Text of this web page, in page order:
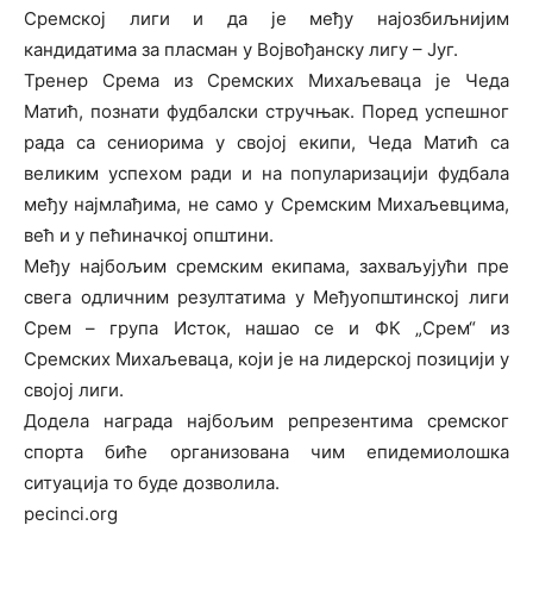
Сремској лиги и да је међу најозбиљнијим
кандидатима за пласман у Војвођанску лигу – Југ.
Тренер Срема из Сремских Михаљеваца је Чеда
Матић, познати фудбалски стручњак. Поред успешног
рада са сениорима у својој екипи, Чеда Матић са
великим успехом ради и на популаризацији фудбала
међу најмлађима, не само у Сремским Михаљевцима,
већ и у пећиначкој општини.
Међу најбољим сремским екипама, захваљујући пре
свега одличним резултатима у Међуопштинској лиги
Срем – група Исток, нашао се и ФК „Срем“ из
Сремских Михаљеваца, који је на лидерској позицији у
својој лиги.
Додела награда најбољим репрезентима сремског
спорта биће организована чим епидемиолошка
ситуација то буде дозволила.
pecinci.org